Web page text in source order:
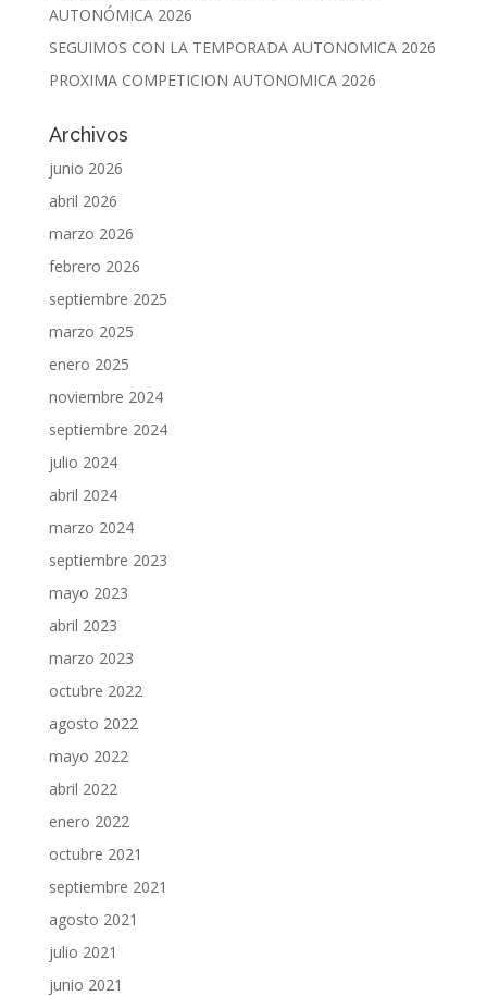
AUTONÓMICA 2026
SEGUIMOS CON LA TEMPORADA AUTONOMICA 2026
PROXIMA COMPETICION AUTONOMICA 2026
Archivos
junio 2026
abril 2026
marzo 2026
febrero 2026
septiembre 2025
marzo 2025
enero 2025
noviembre 2024
septiembre 2024
julio 2024
abril 2024
marzo 2024
septiembre 2023
mayo 2023
abril 2023
marzo 2023
octubre 2022
agosto 2022
mayo 2022
abril 2022
enero 2022
octubre 2021
septiembre 2021
agosto 2021
julio 2021
junio 2021